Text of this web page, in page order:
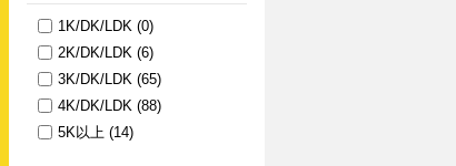
1K/DK/LDK (0)
2K/DK/LDK (6)
3K/DK/LDK (65)
4K/DK/LDK (88)
5K以上 (14)